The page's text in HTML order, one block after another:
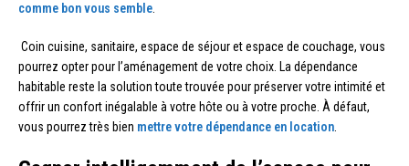
comme bon vous semble.
Coin cuisine, sanitaire, espace de séjour et espace de couchage, vous
pourrez opter pour l’aménagement de votre choix. La dépendance
habitable reste la solution toute trouvée pour préserver votre intimité et
offrir un confort inégalable à votre hôte ou à votre proche. À défaut,
vous pourrez très bien mettre votre dépendance en location.